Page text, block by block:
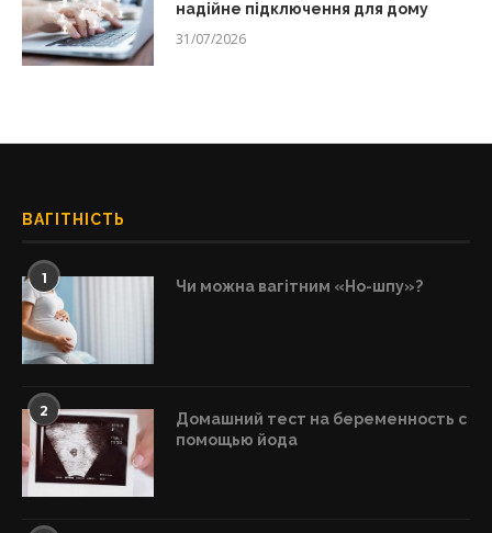
надійне підключення для дому
31/07/2026
ВАГІТНІСТЬ
1 Чи можна вагітним «Но-шпу»?
2
Домашний тест на беременность с
помощью йода